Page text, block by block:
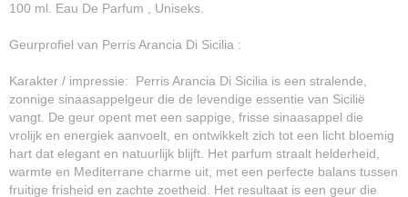
100 ml. Eau De Parfum , Uniseks.
Geurprofiel van Perris Arancia Di Sicilia :
Karakter / impressie: Perris Arancia Di Sicilia is een stralende,
zonnige sinaasappelgeur die de levendige essentie van Sicilië
vangt. De geur opent met een sappige, frisse sinaasappel die
vrolijk en energiek aanvoelt, en ontwikkelt zich tot een licht bloemig
hart dat elegant en natuurlijk blijft. Het parfum straalt helderheid,
warmte en Mediterrane charme uit, met een perfecte balans tussen
fruitige frisheid en zachte zoetheid. Het resultaat is een geur die